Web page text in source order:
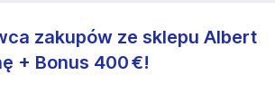
zakupów ze sklepu Albert
+ Bonus 400 €!